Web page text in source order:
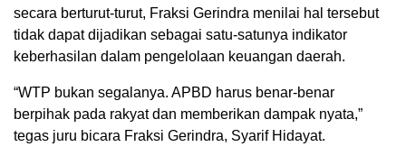
secara berturut-turut, Fraksi Gerindra menilai hal tersebut
tidak dapat dijadikan sebagai satu-satunya indikator
keberhasilan dalam pengelolaan keuangan daerah.
“WTP bukan segalanya. APBD harus benar-benar
berpihak pada rakyat dan memberikan dampak nyata,”
tegas juru bicara Fraksi Gerindra, Syarif Hidayat.